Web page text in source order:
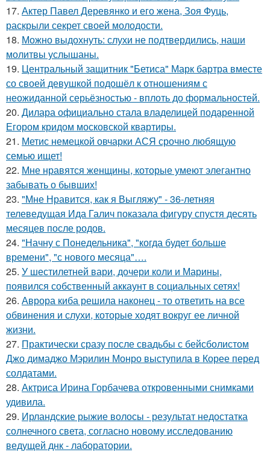
17. Актер Павел Деревянко и его жена, Зоя Фуць,
раскрыли секрет своей молодости.
18. Можно выдохнуть: слухи не подтвердились, наши
молитвы услышаны.
19. Центральный защитник "Бетиса" Марк бартра вместе
со своей девушкой подошёл к отношениям с
неожиданной серьёзностью - вплоть до формальностей.
20. Дилара официально стала владелицей подаренной
Егором кридом московской квартиры.
21. Метис немецкой овчарки АСЯ срочно любящую
семью ищет!
22. Мне нравятся женщины, которые умеют элегантно
забывать о бывших!
23. "Мне Нравится, как я Выгляжу" - 36-летняя
телеведущая Ида Галич показала фигуру спустя десять
месяцев после родов.
24. "Начну с Понедельника", "когда будет больше
времени", "с нового месяца"….
25. У шестилетней вари, дочери коли и Марины,
появился собственный аккаунт в социальных сетях!
26. Аврора киба решила наконец - то ответить на все
обвинения и слухи, которые ходят вокруг ее личной
жизни.
27. Практически сразу после свадьбы с бейсболистом
Джо димаджо Мэрилин Монро выступила в Корее перед
солдатами.
28. Актриса Ирина Горбачева откровенными снимками
удивила.
29. Ирландские рыжие волосы - результат недостатка
солнечного света, согласно новому исследованию
ведущей днк - лаборатории.